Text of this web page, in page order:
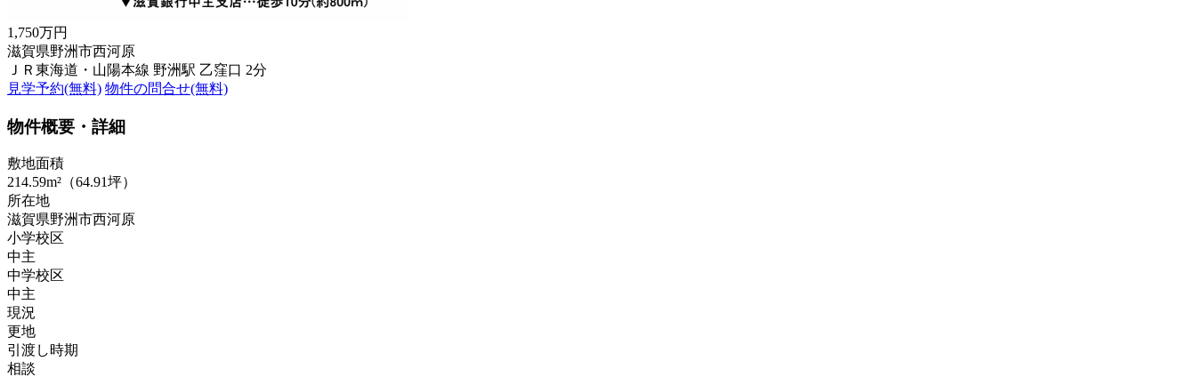
1,750万円
滋賀県野洲市西河原
ＪＲ東海道・山陽本線 野洲駅 乙窪口 2分
見学予約(無料) 物件の問合せ(無料)
物件概要・詳細
敷地面積
214.59m²（64.91坪）
所在地
滋賀県野洲市西河原
小学校区
中主
中学校区
中主
現況
更地
引渡し時期
相談